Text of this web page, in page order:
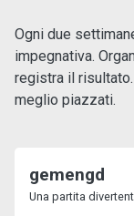
Ogni due
impegnativa.
registra il
meglio piazzati.
gemengd
Una partita